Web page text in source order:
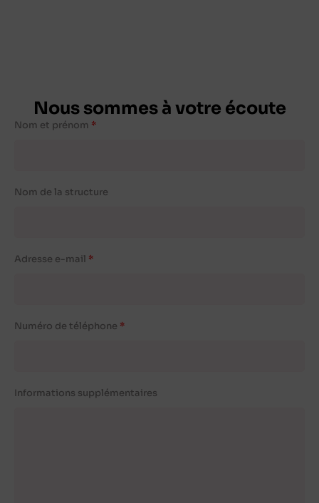
Nous sommes à votre écoute
Nom et prénom
Nom de la structure
Adresse e-mail
Numéro de téléphone
Informations supplémentaires